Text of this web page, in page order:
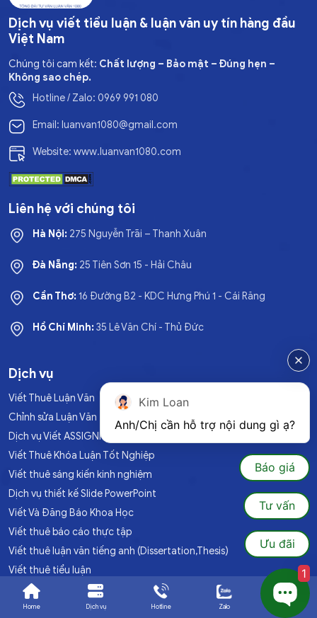
Dịch vụ viết tiểu luận & luận văn uy tín hàng đầu
Việt Nam
Chúng tôi cam kết: Chất lượng – Bảo mật – Đúng hẹn –
Không sao chép.
Hotline / Zalo: 0969 991 080
Email: luanvan1080@gmail.com
Website: www.luanvan1080.com
Liên hệ với chúng tôi
Hà Nội: 275 Nguyễn Trãi – Thanh Xuân
Đà Nẵng: 25 Tiên Sơn 15 - Hải Châu
Cần Thơ:16 Đường B2 - KDC Hưng Phú 1 - Cái Răng
Hồ Chí Minh:35 Lê Văn Chí - Thủ Đức
Dịch vụ
Viết Thuê Luận Văn
Chỉnh sửa Luận Văn
Dịch vụ Viết ASSIGNMENT
Viết Thuê Khóa Luận Tốt Nghiệp
Viết thuê sáng kiến kinh nghiệm
Dịch vụ thiết kế Slide PowerPoint
Viết Và Đăng Báo Khoa Học
Viết thuê báo cáo thực tập
Viết thuê luận văn tiếng anh (Dissertation,Thesis)
Viết thuê tiểu luận
Chạy SPSS, AMOS, SEM
Home Dịch vụ Hotline Zalo Ưu đãi
Kim Loan
Anh/Chị cần hỗ trợ nội dung gì ạ?
Báo giá
Tư vấn
Ưu đãi
1